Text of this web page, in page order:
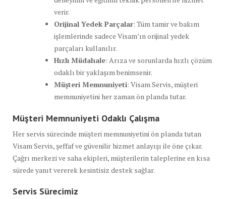
verir.
Orijinal Yedek Parçalar: Tüm tamir ve bakım
işlemlerinde sadece Visam’ın orijinal yedek
parçaları kullanılır.
Hızlı Müdahale: Arıza ve sorunlarda hızlı çözüm
odaklı bir yaklaşım benimsenir.
Müşteri Memnuniyeti: Visam Servis, müşteri
memnuniyetini her zaman ön planda tutar.
Müşteri Memnuniyeti Odaklı Çalışma
Her servis sürecinde müşteri memnuniyetini ön planda tutan
Visam Servis, şeffaf ve güvenilir hizmet anlayışı ile öne çıkar.
Çağrı merkezi ve saha ekipleri, müşterilerin taleplerine en kısa
sürede yanıt vererek kesintisiz destek sağlar.
Servis Sürecimiz